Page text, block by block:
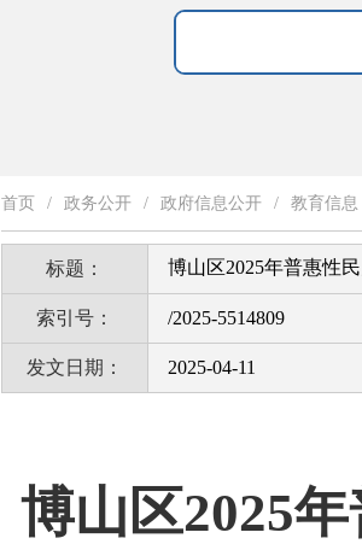
首页 / 政务公开 / 政府信息公开 / 教育信息
标题： 博山区2025年普惠性
索引号： /2025-5514809
发文日期： 2025-04-11
博山区2025